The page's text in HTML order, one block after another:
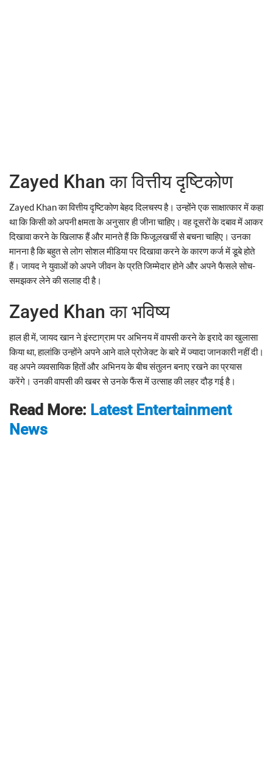
Zayed Khan का वित्तीय दृष्टिकोण
Zayed Khan का वित्तीय दृष्टिकोण बेहद दिलचस्प है। उन्होंने एक साक्षात्कार में कहा
था कि किसी को अपनी क्षमता के अनुसार ही जीना चाहिए। वह दूसरों के दबाव में आकर
दिखावा करने के खिलाफ हैं और मानते हैं कि फिजूलखर्ची से बचना चाहिए। उनका
मानना है कि बहुत से लोग सोशल मीडिया पर दिखावा करने के कारण कर्ज में डूबे होते
हैं। जायद ने युवाओं को अपने जीवन के प्रति जिम्मेदार होने और अपने फैसले सोच-
समझकर लेने की सलाह दी है।
Zayed Khan का भविष्य
हाल ही में, जायद खान ने इंस्टाग्राम पर अभिनय में वापसी करने के इरादे का खुलासा
किया था, हालांकि उन्होंने अपने आने वाले प्रोजेक्ट के बारे में ज्यादा जानकारी नहीं दी।
वह अपने व्यवसायिक हितों और अभिनय के बीच संतुलन बनाए रखने का प्रयास
करेंगे। उनकी वापसी की खबर से उनके फैंस में उत्साह की लहर दौड़ गई है।
Read More: Latest Entertainment
News